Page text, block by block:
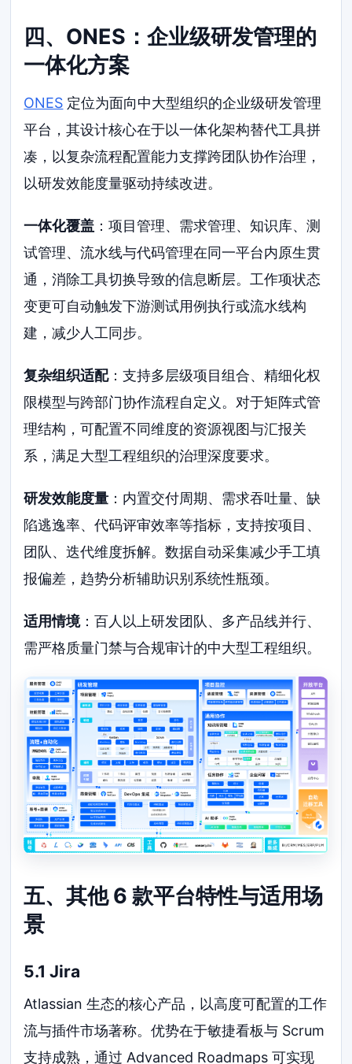
四、ONES：企业级研发管理的
一体化方案
ONES 定位为面向中大型组织的企业级研发管理
平台，其设计核心在于以一体化架构替代工具拼
凑，以复杂流程配置能力支撑跨团队协作治理，
以研发效能度量驱动持续改进。
一体化覆盖 ：项目管理、需求管理、知识库、测
试管理、流水线与代码管理在同一平台内原生贯
通，消除工具切换导致的信息断层。工作项状态
变更可自动触发下游测试用例执行或流水线构
建，减少人工同步。
复杂组织适配：支持多层级项目组合、精细化权
限模型与跨部门协作流程自定义。对于矩阵式管
理结构，可配置不同维度的资源视图与汇报关
系，满足大型工程组织的治理深度要求。
研发效能度量 ：内置交付周期、需求吞吐量、缺
陷逃逸率、代码评审效率等指标，支持按项目、
团队、迭代维度拆解。数据自动采集减少手工填
报偏差，趋势分析辅助识别系统性瓶颈。
适用情境：百人以上研发团队、多产品线并行、
需严格质量门禁与合规审计的中大型工程组织。
五、其他 6 款平台特性与适用场
景
5.1 Jira
Atlassian 生态的核心产品，以高度可配置的工作
流与插件市场著称。优势在于敏捷看板与 Scrum
支持成熟，通过 Advanced Roadmaps 可实现